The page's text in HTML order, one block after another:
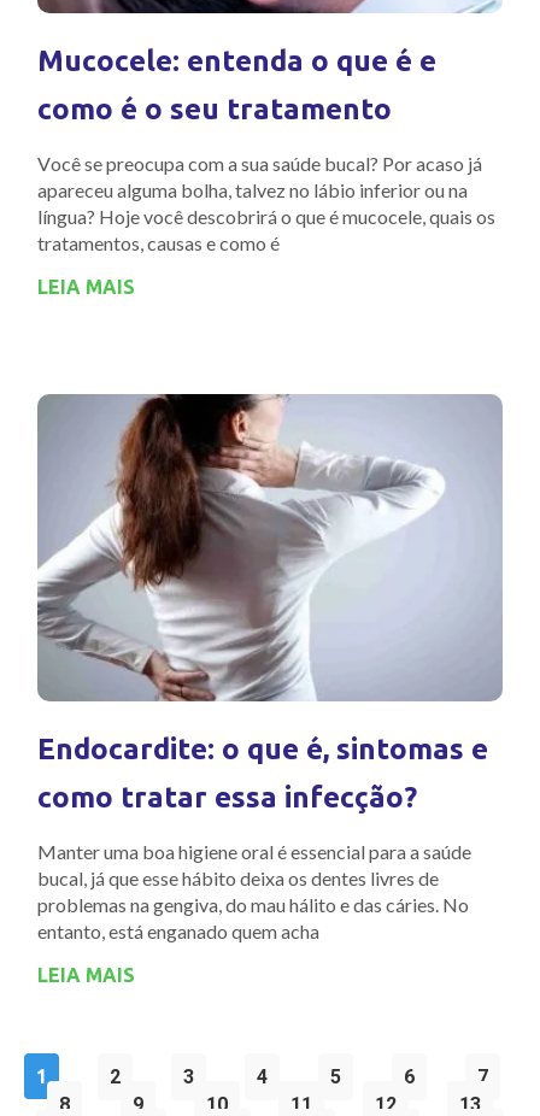
Mucocele: entenda o que é e
como é o seu tratamento
Você se preocupa com a sua saúde bucal? Por acaso já
apareceu alguma bolha, talvez no lábio inferior ou na
língua? Hoje você descobrirá o que é mucocele, quais os
tratamentos, causas e como é
LEIA MAIS
Endocardite: o que é, sintomas e
como tratar essa infecção?
Manter uma boa higiene oral é essencial para a saúde
bucal, já que esse hábito deixa os dentes livres de
problemas na gengiva, do mau hálito e das cáries. No
entanto, está enganado quem acha
LEIA MAIS
1 2 3 4 5 6
7
8
9 10 11 12 13